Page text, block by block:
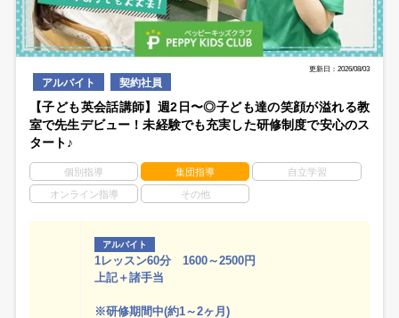
更新日：2026/08/03
アルバイト 契約社員
【子ども英会話講師】週2日〜◎子ども達の笑顔が溢れる教
室で先生デビュー！未経験でも充実した研修制度で安心のス
タート♪
個別指導 集団指導 自立学習
オンライン指導 その他
アルバイト
1レッスン60分 1600～2500円
上記＋諸手当
※研修期間中(約1～2ヶ月)